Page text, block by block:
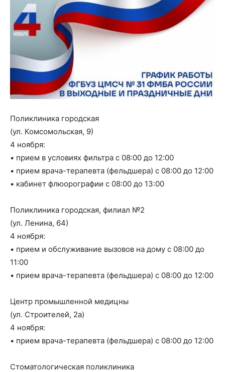
Поликлиника городская
(ул. Комсомольская, 9)
4 ноября:
• прием в условиях фильтра с 08:00 до 12:00
• прием врача-терапевта (фельдшера) с 08:00 до 12:00
• кабинет флюорографии с 08:00 до 13:00
Поликлиника городская, филиал №2
(ул. Ленина, 64)
4 ноября:
• прием и обслуживание вызовов на дому с 08:00 до
11:00
• прием врача-терапевта (фельдшера) с 08:00 до 12:00
Центр промышленной медицны
(ул. Строителей, 2а)
4 ноября:
• прием врача-терапевта (фельдшера) с 08:00 до 12:00
Стоматологическая поликлиника